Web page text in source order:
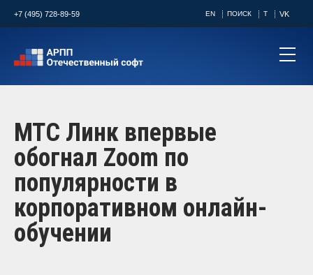
+7 (495) 728-89-59 EN ПОИСК T VK
МТС Линк впервые
обогнал Zoom по
популярности в
корпоративном онлайн-
обучении